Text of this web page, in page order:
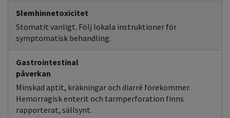
Slemhinnetoxicitet
Stomatit vanligt. Följ lokala instruktioner för
symptomatisk behandling.
Gastrointestinal
påverkan
Minskad aptit, kräkningar och diarré förekommer.
Hemorragisk enterit och tarmperforation finns
rapporterat, sällsynt.